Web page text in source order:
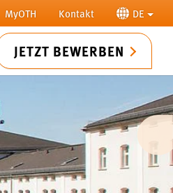
MyOTH Kontakt DE
JETZT BEWERBEN